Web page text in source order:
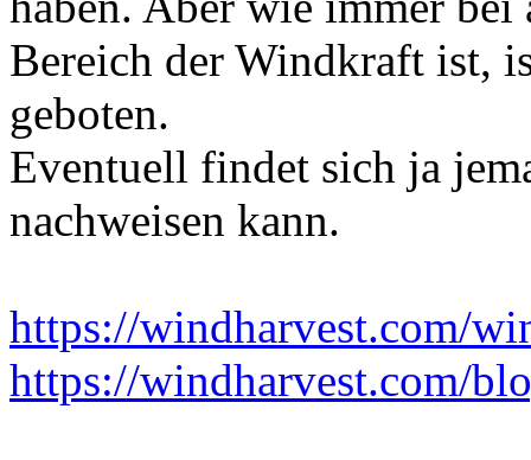
Bereich der Windkraft ist,
geboten.
Eventuell findet sich ja
nachweisen kann.
https://windharvest.com/
https://windharvest.com/